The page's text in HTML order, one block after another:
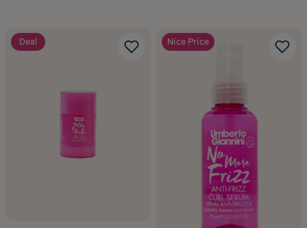
Deal Nice Price